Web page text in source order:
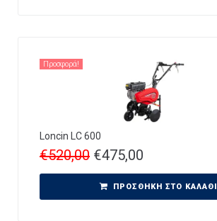
Προσφορά!
Loncin LC 600
€520,00 €475,00
ΠΡΟΣΘΉΚΗ ΣΤΟ ΚΑΛΆΘΙ